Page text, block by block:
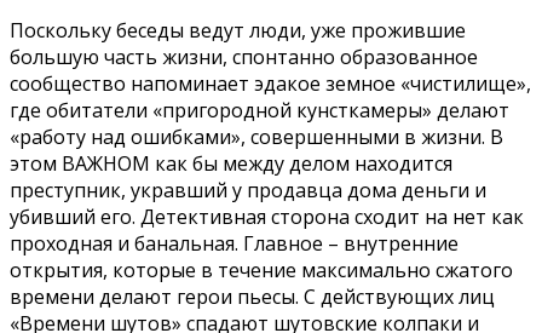
Поскольку беседы ведут люди, уже прожившие
большую часть жизни, спонтанно образованное
сообщество напоминает эдакое земное «чистилище»,
где обитатели «пригородной кунсткамеры» делают
«работу над ошибками», совершенными в жизни. В
этом ВАЖНОМ как бы между делом находится
преступник, укравший у продавца дома деньги и
убивший его. Детективная сторона сходит на нет как
проходная и банальная. Главное – внутренние
открытия, которые в течение максимально сжатого
времени делают герои пьесы. С действующих лиц
«Времени шутов» спадают шутовские колпаки и